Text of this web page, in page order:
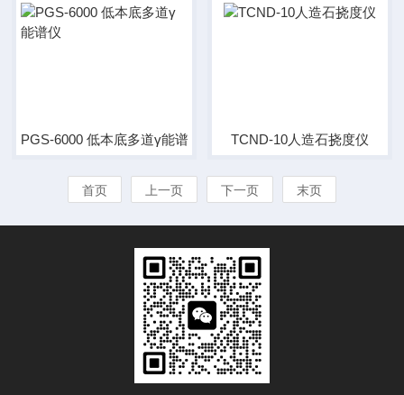
PGS-6000 低本底多道γ能谱仪 TCND-10人造石挠度仪
首页 上一页 下一页 末页